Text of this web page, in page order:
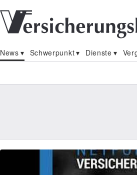
News Schwerpunkt Dienste